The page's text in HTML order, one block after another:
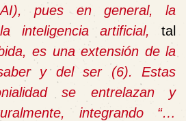
pues en general, la
inteligencia artificial, tal
es una extensión de la
y del ser (6). Estas
se entrelazan y
integrando
“…